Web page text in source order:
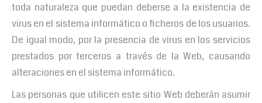
toda naturaleza que puedan deberse a la existencia de
virus en el sistema informático o ficheros de los usuarios.
De igual modo, por la presencia de virus en los servicios
prestados por terceros a través de la Web, causando
alteraciones en el sistema informático.
Las personas que utilicen este sitio Web deberán asumir